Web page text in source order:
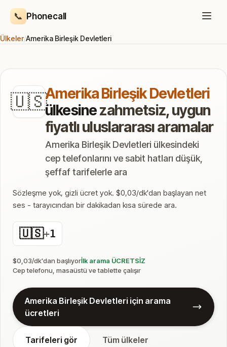
📞 Phonecall
Ülkeler/Amerika Birleşik Devletleri
🇺🇸Amerika Birleşik Devletleri
ülkesinezahmetsiz, uygun
fiyatlı uluslararası aramalar
Amerika Birleşik Devletleri ülkesindeki
cep telefonlarını ve sabit hatları düşük,
şeffaf tarifelerle ara
Sözleşme yok, gizli ücret yok. $0,03/dk'dan başlayan net
ses - tarayıcından bir dakikadan kısa sürede ara.
🇺🇸+1
$0,03/dk'dan başlıyorİlk arama ÜCRETSİZ
Cep telefonu, masaüstü ve tablette çalışır
Amerika Birleşik Devletleri için arama
ücretleri
Tarifeleri gör Tüm ülkeler